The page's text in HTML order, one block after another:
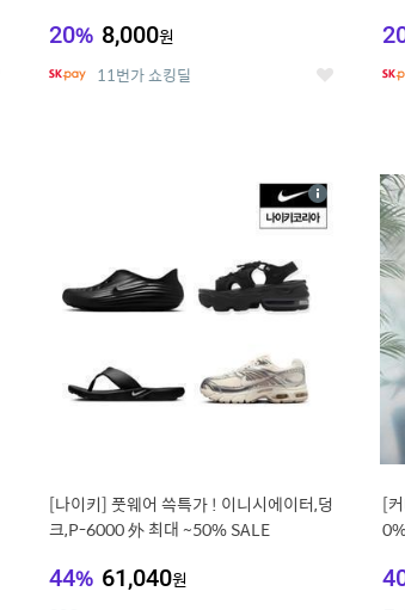
20% 8,000원
11번가 쇼킹딜 좋
[나이키] 풋웨어 쓱특가 ! 이니시에이터,덩
크,P-6000 外 최대 ~50% SALE
44% 61,040원
상
세
[